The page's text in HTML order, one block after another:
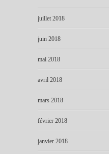
juillet 2018
juin 2018
mai 2018
avril 2018
mars 2018
février 2018
janvier 2018